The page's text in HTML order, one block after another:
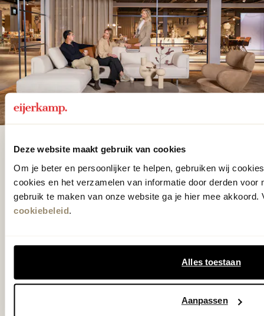
Deze website maakt gebruik van cookies
Om je beter en persoonlijker te helpen, gebruiken wij
cookies en het verzamelen van informatie door derden voor
gebruik te maken van onze website ga je hier mee akkoord.
cookiebeleid.
Alles toestaan
Aanpassen
De woonwinkel
gezien op tv!
Wie kent het programma vtwonen
hebben met liefde de mooiste woon-,
samengesteld met de mooiste
klassiekers en de nieuwste ontwerpen